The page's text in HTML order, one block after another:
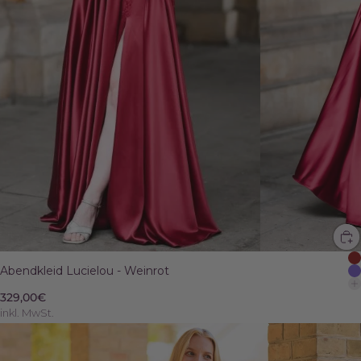
Abendkleid Lucielou - Weinrot
329,00€
inkl. MwSt.